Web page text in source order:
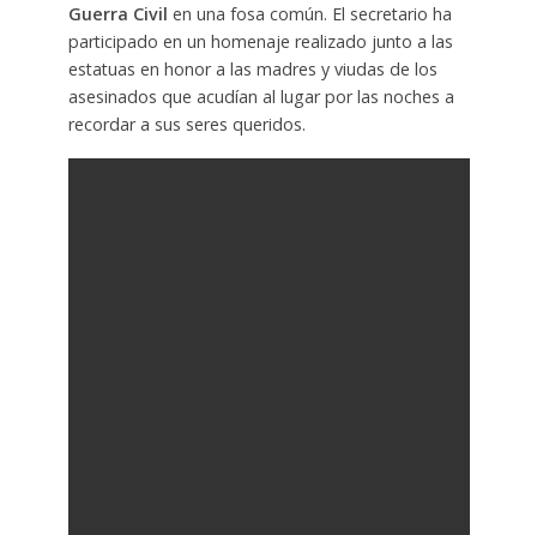
Guerra Civil en una fosa común. El secretario ha
participado en un homenaje realizado junto a las
estatuas en honor a las madres y viudas de los
asesinados que acudían al lugar por las noches a
recordar a sus seres queridos.